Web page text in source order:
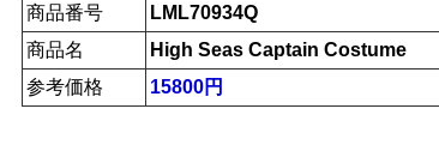
商品番号
LML70934Q
商品名
High Seas Captain Costume
参考価格
15800円